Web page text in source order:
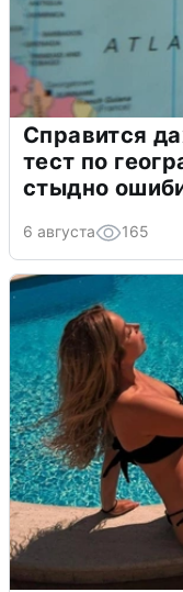
Справится
тест по
стыдно
6 августа 165